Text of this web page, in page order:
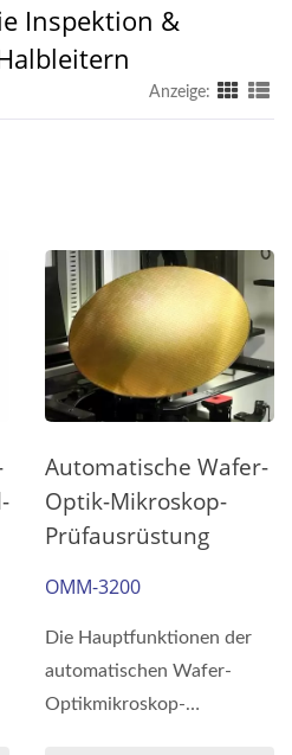
Inspektion &
Anzeige:
Automatische Wafer-
Optik-Mikroskop-
Prüfausrüstung
OMM-3200
Die Hauptfunktionen der
automatischen Wafer-
Optikmikroskop-